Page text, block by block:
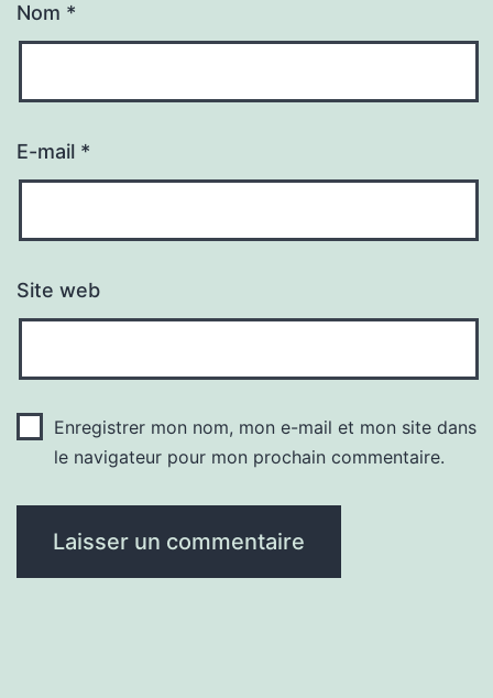
Nom *
E-mail *
Site web
Enregistrer mon nom, mon e-mail et mon site dans
le navigateur pour mon prochain commentaire.